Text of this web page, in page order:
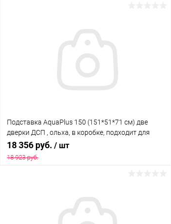
Подставка AquaPlus 150 (151*51*71 см) две
дверки ДСП , ольха, в коробке, подходит для
модели аквариума LUX П450
18 356 руб. / шт
18 923 руб.